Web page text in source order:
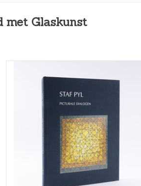
met Glaskunst
jaarfeest zou vieren, is de aanleiding geweest
TOEVOEGEN AAN WINKELWAGEN